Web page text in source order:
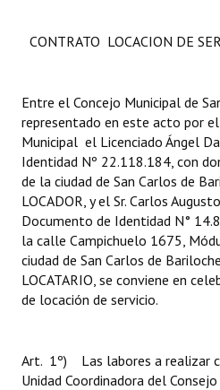
CONTRATO LOCACION DE
Entre el Concejo Municipal de
representado en este acto por
Municipal el Licenciado Ángel
Identidad Nº 22.118.184, con
de la ciudad de San Carlos de
LOCADOR, y el Sr. Carlos
Documento de Identidad N°
la calle Campichuelo 1675,
ciudad de San Carlos de
LOCATARIO, se conviene en
de locación de servicio.
Art. 1º) Las labores a realizar
Unidad Coordinadora del